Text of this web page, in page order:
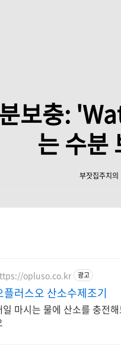
보충:
는 수분
부잣집주치의
opluso.co.kr 광고
플러스오 산소수제조기
일 마시는 물에 산소를 충전